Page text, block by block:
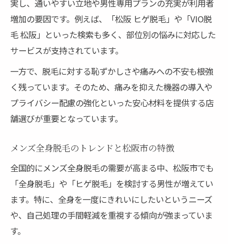
び方
男性スタッフ対応が安心な脱毛 松阪市の魅
力
脱毛 松阪市で痛みや恥ずかしさを軽減する
松阪市で清潔感を目指すメンズ脱毛の進め方
実践法
自己処理の手間を減らす脱毛の選び方を解
説
脱毛 松阪市で長く続けやすい方法とコツ
松阪市でメンズ脱毛を無理なく続けるポイ
実し、通いやすい立地や男性専用プランの充実が利用者
増加の要因です。例えば、「松阪 ヒゲ脱毛」や「VIO脱
毛 松阪」といった検索も多く、部位別の悩みに対応した
サービスが支持されています。
一方で、脱毛に対する恥ずかしさや痛みへの不安も根強
く残っています。そのため、痛みを抑えた機器の導入や
プライバシー配慮の強化といった安心材料を提供する店
舗選びが重要となっています。
メンズ全身脱毛のトレンドと松阪市の特徴
全国的にメンズ全身脱毛の需要が高まる中、松阪市でも
「全身脱毛」や「ヒゲ脱毛」を検討する男性が増えてい
ます。特に、全身を一度にきれいにしたいというニーズ
や、自己処理の手間軽減を重視する傾向が強まっていま
す。